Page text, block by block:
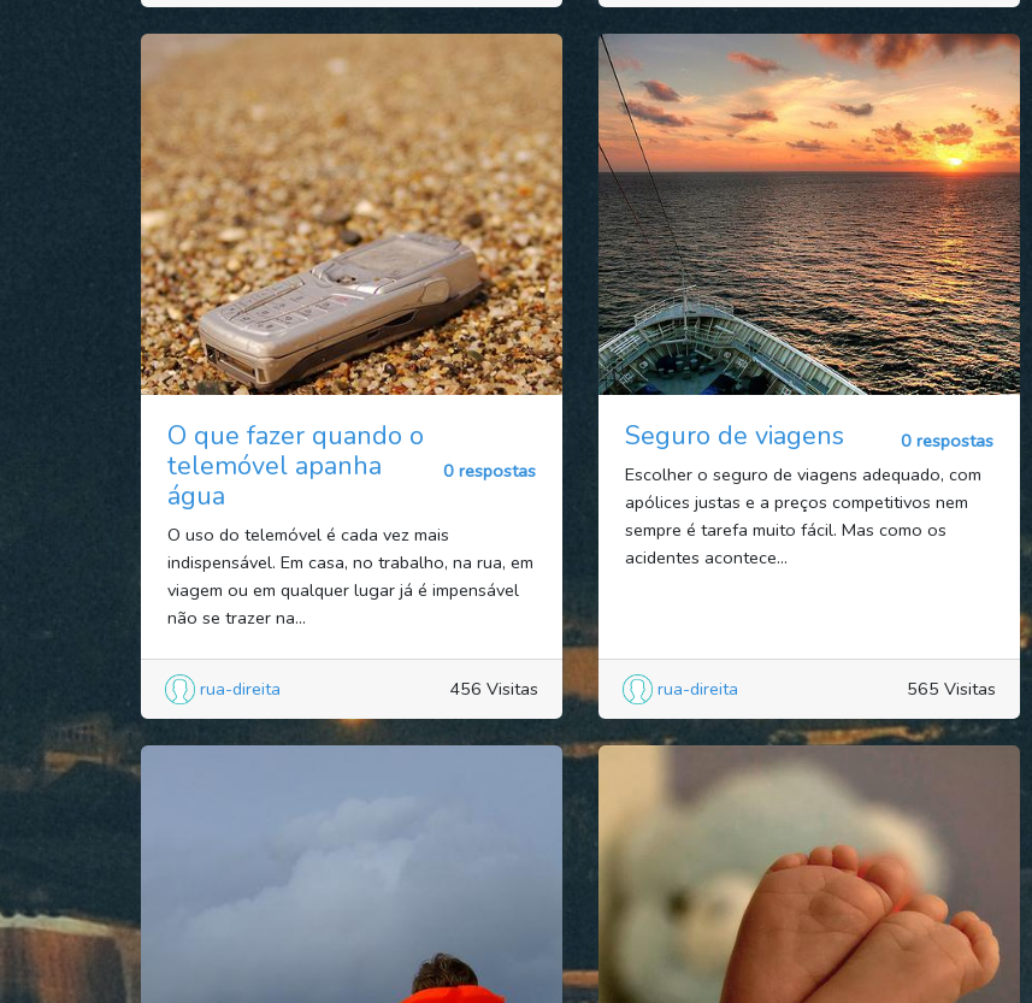
O que fazer quando o
telemóvel apanha
água
0 respostas
O uso do telemóvel é cada vez mais
indispensável. Em casa, no trabalho, na rua, em
viagem ou em qualquer lugar já é impensável
não se trazer na...
rua-direita 456 Visitas
Seguro de viagens
0 respostas
Escolher o seguro de viagens adequado, com
apólices justas e a preços competitivos nem
sempre é tarefa muito fácil. Mas como os
acidentes acontece...
rua-direita 565 Visitas